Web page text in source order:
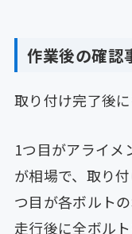
作業後の確認
取り付け完了後
1つ目がアライメ
が相場で、取り
つ目が各ボルト
走行後に全ボル